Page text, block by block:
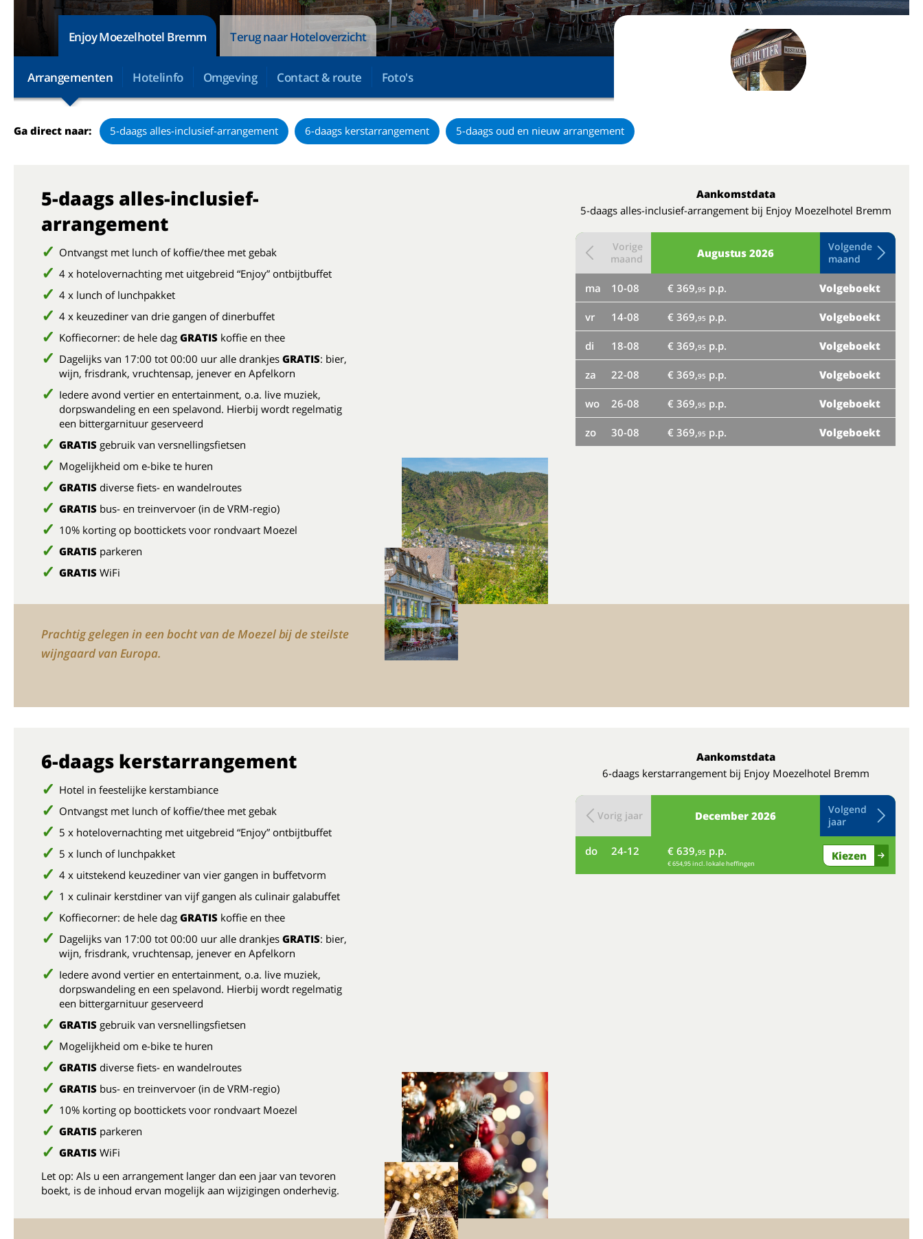
Enjoy Moezelhotel Bremm Terug naar Hoteloverzicht
Arrangementen Hotelinfo Omgeving Contact & route Foto's
Ga direct naar: 5-daags alles-inclusief-arrangement 6-daags kerstarrangement 5-daags oud en nieuw arrangement
5-daags alles-inclusief-
arrangement
Ontvangst met lunch of koffie/thee met gebak
4 x hotelovernachting met uitgebreid “Enjoy” ontbijtbuffet
4 x lunch of lunchpakket
4 x keuzediner van drie gangen of dinerbuffet
Koffiecorner: de hele dag GRATIS koffie en thee
Dagelijks van 17:00 tot 00:00 uur alle drankjes GRATIS: bier,
wijn, frisdrank, vruchtensap, jenever en Apfelkorn
Iedere avond vertier en entertainment, o.a. live muziek,
dorpswandeling en een spelavond. Hierbij wordt regelmatig
een bittergarnituur geserveerd
GRATIS gebruik van versnellingsfietsen
Mogelijkheid om e-bike te huren
GRATIS diverse fiets- en wandelroutes
GRATIS bus- en treinvervoer (in de VRM-regio)
10% korting op boottickets voor rondvaart Moezel
GRATIS parkeren
GRATIS WiFi
Aankomstdata
5-daags alles-inclusief-arrangement bij Enjoy Moezelhotel Bremm
Augustus 2026
Vorige
maand
Volgende
maand
ma 10-08 € 369,95 p.p. Volgeboekt
vr 14-08 € 369,95 p.p. Volgeboekt
di 18-08 € 369,95 p.p. Volgeboekt
za 22-08 € 369,95 p.p. Volgeboekt
wo 26-08 € 369,95 p.p. Volgeboekt
zo 30-08 € 369,95 p.p. Volgeboekt
Prachtig gelegen in een bocht van de Moezel bij de steilste
wijngaard van Europa.
6-daags kerstarrangement
Hotel in feestelijke kerstambiance
Ontvangst met lunch of koffie/thee met gebak
5 x hotelovernachting met uitgebreid “Enjoy” ontbijtbuffet
5 x lunch of lunchpakket
4 x uitstekend keuzediner van vier gangen in buffetvorm
1 x culinair kerstdiner van vijf gangen als culinair galabuffet
Koffiecorner: de hele dag GRATIS koffie en thee
Dagelijks van 17:00 tot 00:00 uur alle drankjes GRATIS: bier,
wijn, frisdrank, vruchtensap, jenever en Apfelkorn
Iedere avond vertier en entertainment, o.a. live muziek,
dorpswandeling en een spelavond. Hierbij wordt regelmatig
een bittergarnituur geserveerd
GRATIS gebruik van versnellingsfietsen
Mogelijkheid om e-bike te huren
GRATIS diverse fiets- en wandelroutes
GRATIS bus- en treinvervoer (in de VRM-regio)
10% korting op boottickets voor rondvaart Moezel
GRATIS parkeren
GRATIS WiFi
Let op: Als u een arrangement langer dan een jaar van tevoren
boekt, is de inhoud ervan mogelijk aan wijzigingen onderhevig.
Aankomstdata
6-daags kerstarrangement bij Enjoy Moezelhotel Bremm
December 2026
Vorig jaar
Volgend
jaar
do 24-12 € 639,95 p.p.
€ 654,95 incl. lokale heffingen
Kiezen